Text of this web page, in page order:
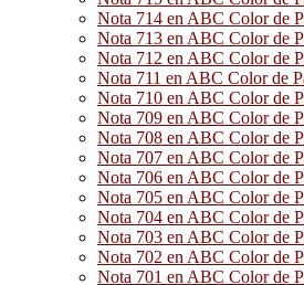
Nota 714 en ABC Color de
Nota 713 en ABC Color de
Nota 712 en ABC Color de
Nota 711 en ABC Color de
Nota 710 en ABC Color de
Nota 709 en ABC Color de
Nota 708 en ABC Color de
Nota 707 en ABC Color de
Nota 706 en ABC Color de
Nota 705 en ABC Color de
Nota 704 en ABC Color de
Nota 703 en ABC Color de
Nota 702 en ABC Color de
Nota 701 en ABC Color de